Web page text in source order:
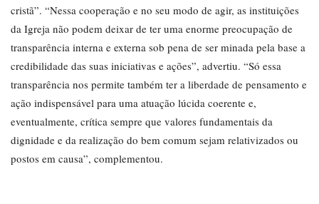
cristã”. “Nessa cooperação e no seu modo de agir, as instituições
da Igreja não podem deixar de ter uma enorme preocupação de
transparência interna e externa sob pena de ser minada pela base a
credibilidade das suas iniciativas e ações”, advertiu. “Só essa
transparência nos permite também ter a liberdade de pensamento e
ação indispensável para uma atuação lúcida coerente e,
eventualmente, crítica sempre que valores fundamentais da
dignidade e da realização do bem comum sejam relativizados ou
postos em causa”, complementou.